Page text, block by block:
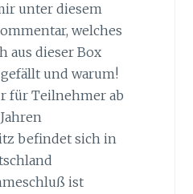
unter diesem
welches
aus dieser Box
und warum!
für Teilnehmer ab
befindet sich in
ist